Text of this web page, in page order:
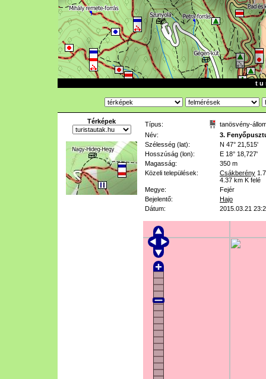
t u
Térképek Típus:
tanösvény-
Név:
3.
Szélesség (lat):
N 47° 21,515'
Hosszúság (lon):
E 18° 18,727'
Magasság:
350 m
Közeli települések:
Csákberény
4.37 km K felé
Megye:
Fejér
Bejelentő:
Hajo
Dátum:
2015.03.21